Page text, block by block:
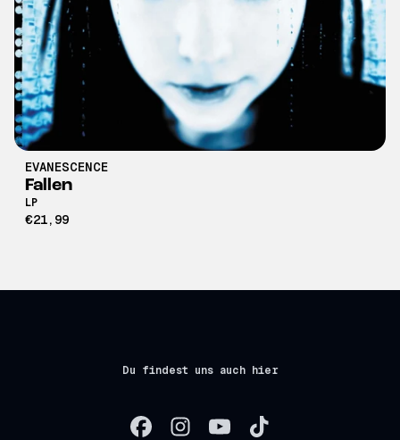
EVANESCENCE
Fallen
LP
€21,99
Du findest uns auch hier